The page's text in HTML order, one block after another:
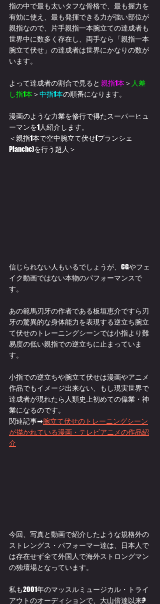
指の中で最も太いタフな骨格で、最も握力を
有効に使え、最も発揮できる力が強い部位が
親指なので、片手親指一本腕立ての達成者も
世界中に数多く存在し、両手なら「親指一本
腕立て伏せ」の達成者は世界にかなりの数が
います。
よって達成者の割合で見ると 親指1本 ＞ 人差
し指1本 ＞中指1本の順番になります。
漫画のような力業を修行で得たスーパーヒュ
ーマンを1人紹介します。
＜親指1本で空中腕立て伏せ(プランシェ
Planche)を行う超人＞
信じられない人もいるでしょうが、CGやフェ
イク動画ではない本物のパフォーマンスで
す。
あの範馬刃牙の作者である板垣恵介ですら刃
牙の驚異的な身体能力を表現する逆立ち腕立
て伏せのトレーニングシーンでは小指より難
易度の低い親指での逆立ちに止まっていま
す。
小指での逆立ちや腕立て伏せは漫画やアニメ
作品でもイメージ出来ない、もし現実世界で
達成者が現れたら人類史上初めての偉業・神
業になるのです。
関連記事➡腕立て伏せのトレーニングシーン
が描かれている漫画・テレビアニメの作品紹
介
今回、写真と動画で紹介したような規格外の
ストレングス・パフォーマー達は、日本人で
は存在せず全て外国人で海外ストロングマン
の独壇場となっています。
私も2001年のマッスルミュージカル・トライ
アウトのオーディションで、大山倍達以来?